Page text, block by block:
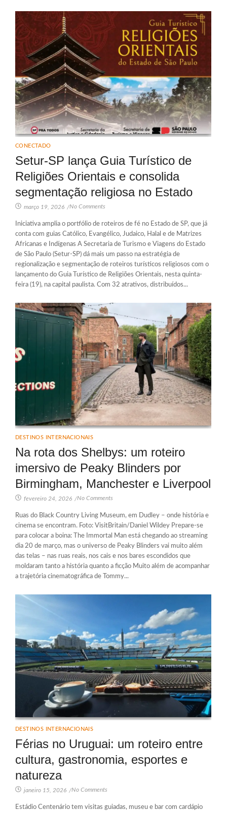
CONECTADO
Setur-SP lança Guia Turístico de
Religiões Orientais e consolida
segmentação religiosa no Estado
março 19, 2026 /No Comments
Iniciativa amplia o portfólio de roteiros de fé no Estado de SP, que já
conta com guias Católico, Evangélico, Judaico, Halal e de Matrizes
Africanas e Indígenas A Secretaria de Turismo e Viagens do Estado
de São Paulo (Setur-SP) dá mais um passo na estratégia de
regionalização e segmentação de roteiros turísticos religiosos com o
lançamento do Guia Turístico de Religiões Orientais, nesta quinta-
feira (19), na capital paulista. Com 32 atrativos, distribuídos...
DESTINOS INTERNACIONAIS
Na rota dos Shelbys: um roteiro
imersivo de Peaky Blinders por
Birmingham, Manchester e Liverpool
fevereiro 24, 2026 /No Comments
Ruas do Black Country Living Museum, em Dudley – onde história e
cinema se encontram. Foto: VisitBritain/Daniel Wildey Prepare-se
para colocar a boina: The Immortal Man está chegando ao streaming
dia 20 de março, mas o universo de Peaky Blinders vai muito além
das telas – nas ruas reais, nos cais e nos bares escondidos que
moldaram tanto a história quanto a ficção Muito além de acompanhar
a trajetória cinematográfica de Tommy...
DESTINOS INTERNACIONAIS
Férias no Uruguai: um roteiro entre
cultura, gastronomia, esportes e
natureza
janeiro 15, 2026 /No Comments
Estádio Centenário tem visitas guiadas, museu e bar com cardápio